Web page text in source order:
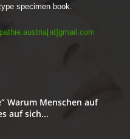
specimen book.
Warum Menschen auf
auf sich...